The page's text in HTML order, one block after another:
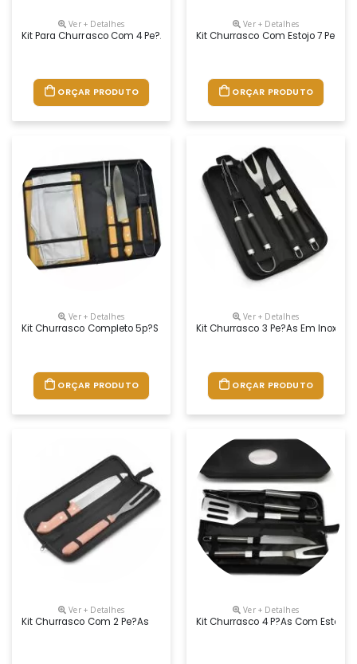
Ver + Detalhes
Kit Para Churrasco Com 4 Pe?as
ORÇAR PRODUTO
Ver + Detalhes
Kit Churrasco Com Estojo 7 Pe?as
ORÇAR PRODUTO
Ver + Detalhes
Kit Churrasco Completo 5p?s
ORÇAR PRODUTO
Ver + Detalhes
Kit Churrasco 3 Pe?as Em Inoxs
ORÇAR PRODUTO
Ver + Detalhes
Kit Churrasco Com 2 Pe?as
Ver + Detalhes
Kit Churrasco 4 P?as Com Estojo